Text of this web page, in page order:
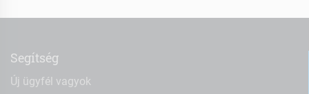
Segítség
Új ügyfél vagyok